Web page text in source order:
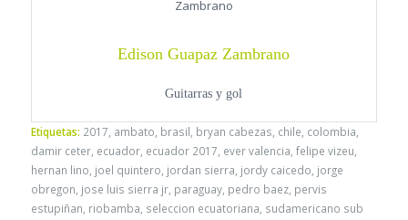
Edison Guapaz Zambrano
Guitarras y gol
Etiquetas: 2017 ambato brasil bryan cabezas chile colombia
damir ceter, ecuador, ecuador 2017 ever valencia felipe vizeu
hernan lino joel quintero jordan sierra jordy caicedo jorge
obregon jose luis sierra jr, paraguay, pedro baez, pervis
estupiñan riobamba seleccion ecuatoriana sudamericano sub